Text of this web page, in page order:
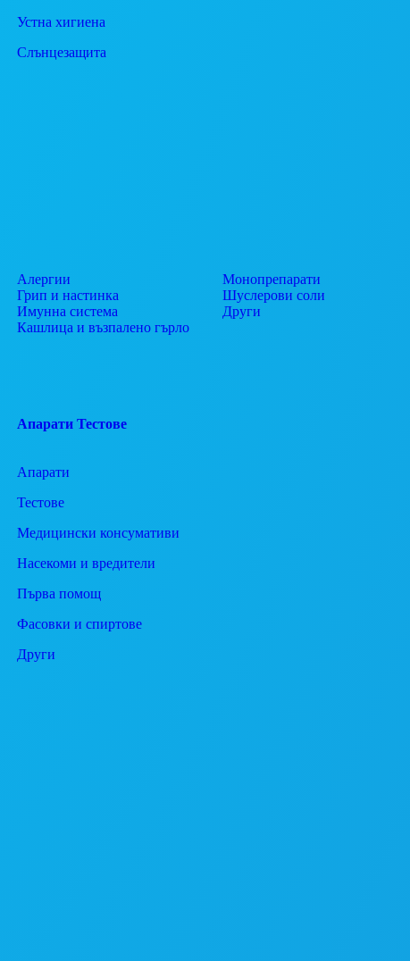
Устна хигиена
Слънцезащита
Алергии
Грип и настинка
Имунна система
Кашлица и възпалено гърло
Монопрепарати
Шуслерови соли
Други
Апарати Тестове
Апарати
Тестове
Медицински консумативи
Насекоми и вредители
Първа помощ
Фасовки и спиртове
Други